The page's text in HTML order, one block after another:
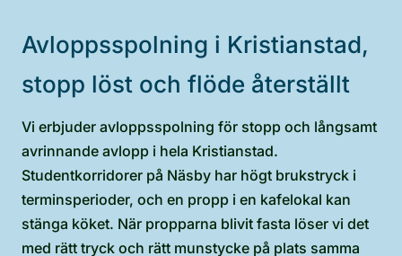
Avloppsspolning i Kristianstad,
stopp löst och flöde återställt
Vi erbjuder avloppsspolning för stopp och långsamt
avrinnande avlopp i hela Kristianstad.
Studentkorridorer på Näsby har högt brukstryck i
terminsperioder, och en propp i en kafelokal kan
stänga köket. När propparna blivit fasta löser vi det
med rätt tryck och rätt munstycke på plats samma